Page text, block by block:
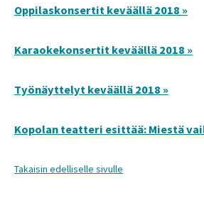
Oppilaskonsertit keväällä 2018 »
Karaokekonsertit keväällä 2018 »
Työnäyttelyt keväällä 2018 »
Kopolan teatteri esittää: Miestä
Takaisin edelliselle sivulle